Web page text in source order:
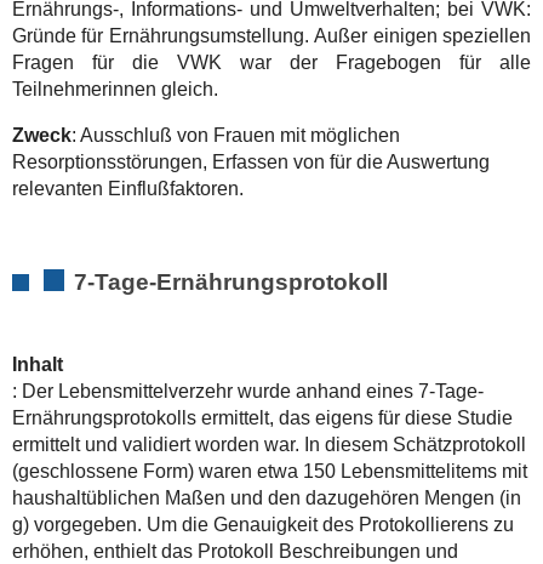
Ernährungs-, Informations- und Umweltverhalten; bei VWK:
Gründe für Ernährungsumstellung. Außer einigen speziellen
Fragen für die VWK war der Fragebogen für alle
Teilnehmerinnen gleich.
Zweck: Ausschluß von Frauen mit möglichen
Resorptionsstörungen, Erfassen von für die Auswertung
relevanten Einflußfaktoren.
7-Tage-Ernährungsprotokoll
Inhalt
: Der Lebensmittelverzehr wurde anhand eines 7-Tage-
Ernährungsprotokolls ermittelt, das eigens für diese Studie
ermittelt und validiert worden war. In diesem Schätzprotokoll
(geschlossene Form) waren etwa 150 Lebensmittelitems mit
haushaltüblichen Maßen und den dazugehören Mengen (in
g) vorgegeben. Um die Genauigkeit des Protokollierens zu
erhöhen, enthielt das Protokoll Beschreibungen und